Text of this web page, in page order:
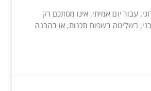
עבור יזם אמיתי, אינו מסתכם רק
בשליטה בשפות תכנות, או בהבנה